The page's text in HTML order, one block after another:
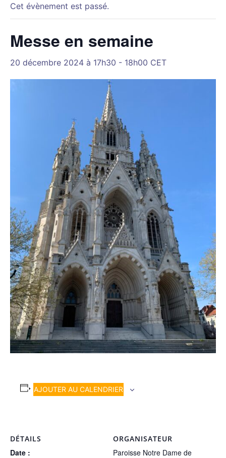
Cet évènement est passé.
Messe en semaine
20 décembre 2024 à 17h30 - 18h00 CET
AJOUTER AU CALENDRIER
DÉTAILS
Date :
ORGANISATEUR
Paroisse Notre Dame de